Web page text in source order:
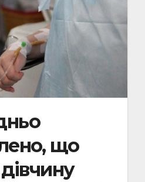
що